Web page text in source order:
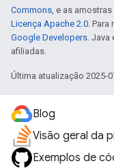
Commons, e as
Licença Apache 2.0. Para
Google Developers. Java
afiliadas.
Última atualização 2025-
Blog
Visão geral da
Exemplos de